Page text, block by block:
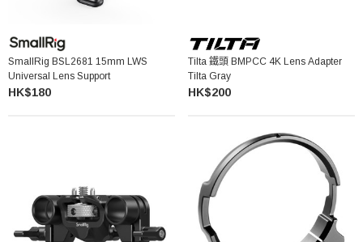
SmallRig BSL2681 15mm LWS
Universal Lens Support
HK$180
Tilta 鐵頭 BMPCC 4K Lens Adapter
Tilta Gray
HK$200